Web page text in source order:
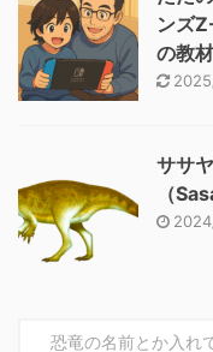
ンズ
の教材
ササ
（